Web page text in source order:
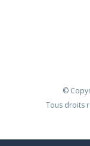
©
Tous droits